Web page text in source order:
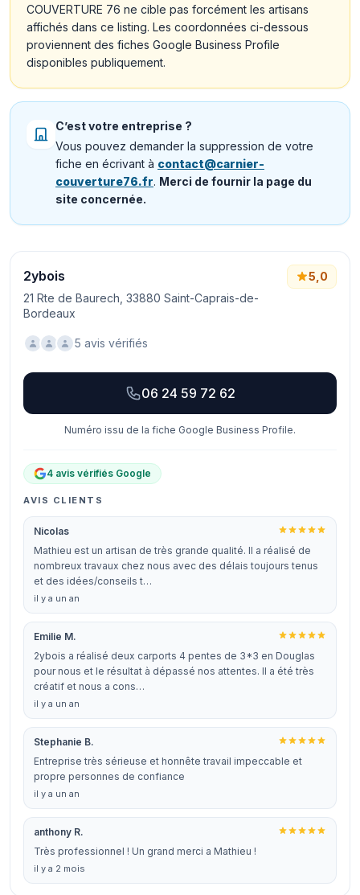
COUVERTURE 76 ne cible pas forcément les artisans
affichés dans ce listing. Les coordonnées ci-dessous
proviennent des fiches Google Business Profile
disponibles publiquement.
C’est votre entreprise ?
Vous pouvez demander la suppression de votre
fiche en écrivant à contact@carnier-
couverture76.fr. Merci de fournir la page du
site concernée.
2ybois
21 Rte de Baurech, 33880 Saint-Caprais-de-
Bordeaux
5,0
5 avis vérifiés
06 24 59 72 62
Numéro issu de la fiche Google Business Profile.
4 avis vérifiés Google
AVIS CLIENTS
Nicolas
Mathieu est un artisan de très grande qualité. Il a réalisé de
nombreux travaux chez nous avec des délais toujours tenus
et des idées/conseils t…
il y a un an
Emilie M.
2ybois a réalisé deux carports 4 pentes de 3*3 en Douglas
pour nous et le résultat à dépassé nos attentes. Il a été très
créatif et nous a cons…
il y a un an
Stephanie B.
Entreprise très sérieuse et honnête travail impeccable et
propre personnes de confiance
il y a un an
anthony R.
Très professionnel ! Un grand merci a Mathieu !
il y a 2 mois